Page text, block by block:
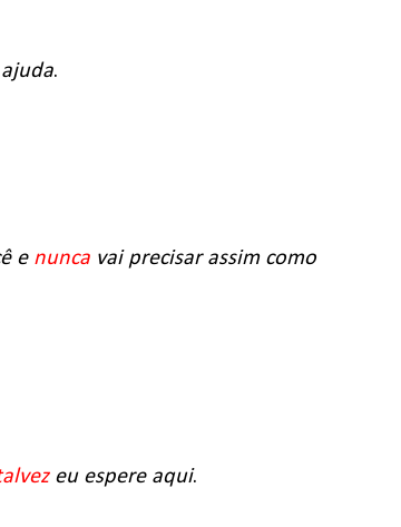
.
e nuncavai precisar assim como
eu espere aqui.